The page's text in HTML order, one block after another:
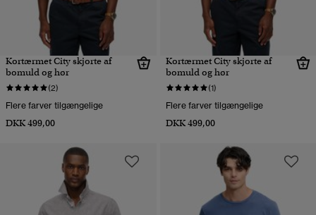
Kortærmet City skjorte af
bomuld og hør
(2)
Flere farver tilgængelige
DKK 499,00
Kortærmet City skjorte af
bomuld og hør
(1)
Flere farver tilgængelige
DKK 499,00